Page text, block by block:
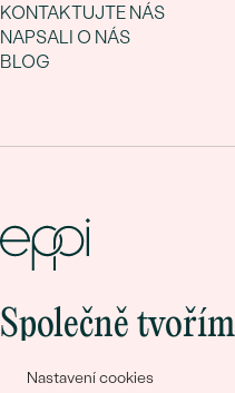
Nastavení cookies
KONTAKTUJTE NÁS
NAPSALI O NÁS
BLOG
Společně
lásky